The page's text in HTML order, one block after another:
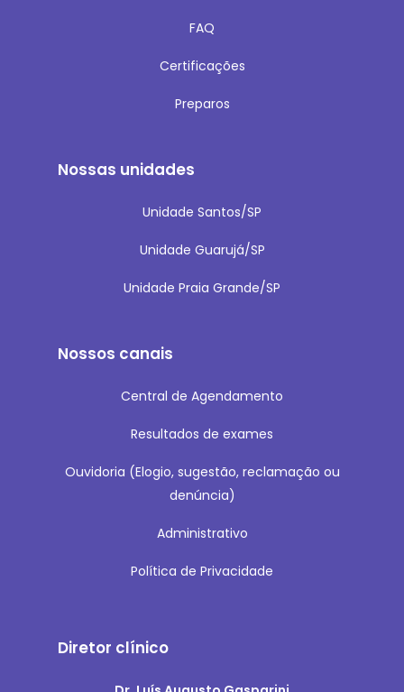
FAQ
Certificações
Preparos
Nossas unidades
Unidade Santos/SP
Unidade Guarujá/SP
Unidade Praia Grande/SP
Nossos canais
Central de Agendamento
Resultados de exames
Ouvidoria (Elogio, sugestão, reclamação ou
denúncia)
Administrativo
Política de Privacidade
Diretor clínico